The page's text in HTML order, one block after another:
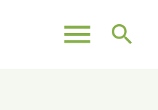
menu search